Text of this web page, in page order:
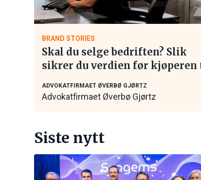
BRAND STORIES
Skal du selge bedriften? Slik
sikrer du verdien før kjøperen
ADVOKATFIRMAET ØVERBØ GJØRTZ
Advokatfirmaet Øverbø Gjørtz
Siste nytt